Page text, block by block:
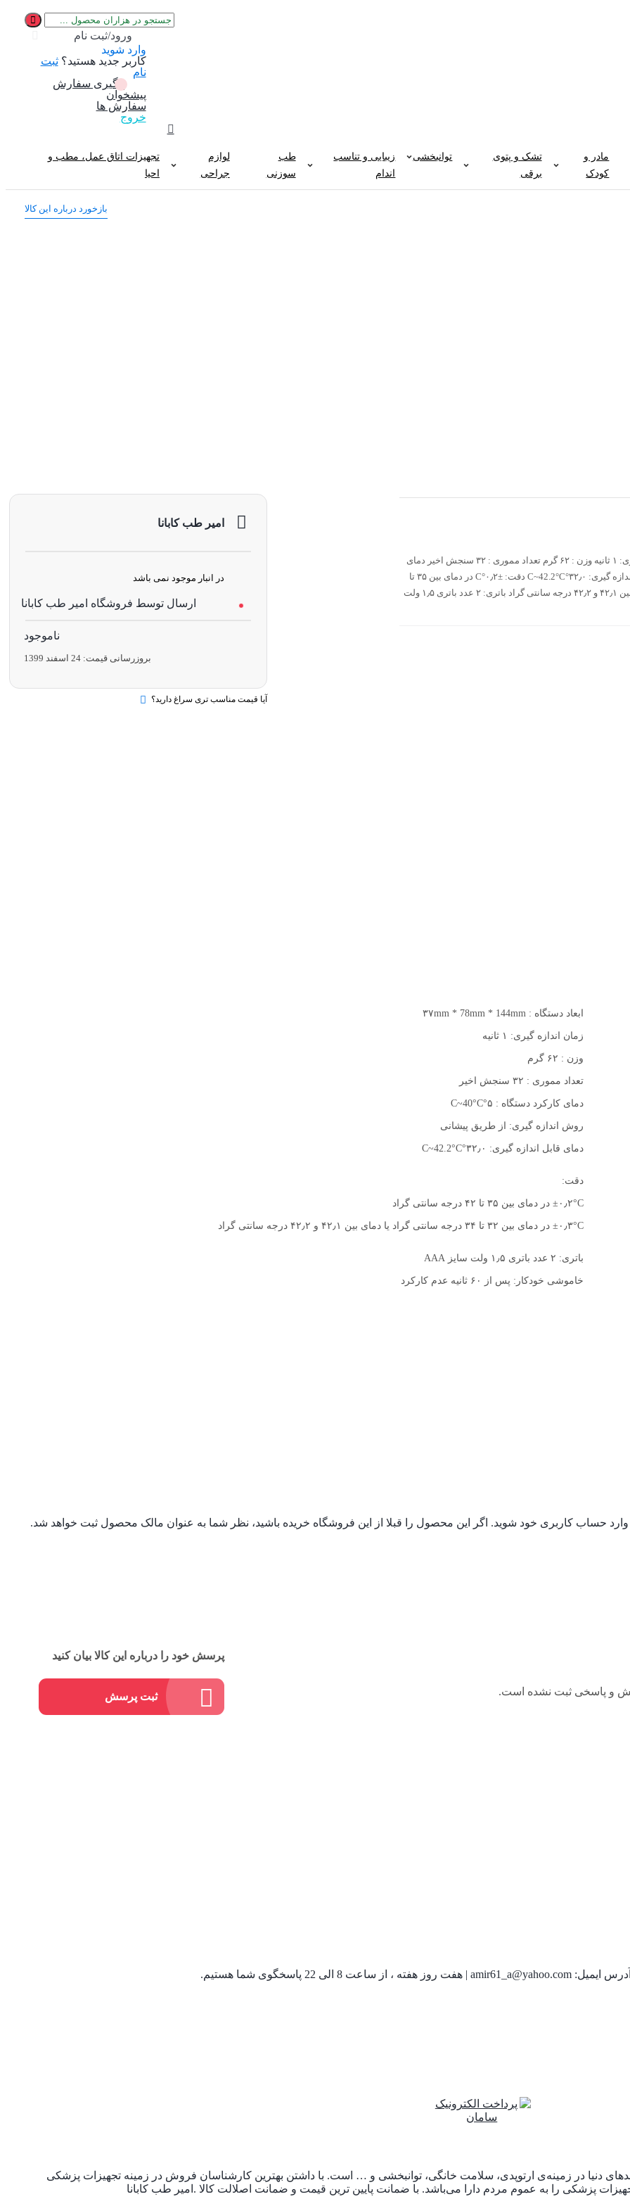
ورود/ثبت نام
وارد شوید
کاربر جدید هستید؟ثبت
نام
پیشخوان
سفارش ها
پیگیری سفارش
خروج
مادر و
کودک
تشک و پتوی
برقی
توانبخشی
زیبایی و تناسب
اندام
طب
سوزنی
لوازم
جراحی
تجهیزات اتاق عمل، مطب و
احیا
بازخورد درباره این کالا
: ابعاد دستگاه : ۳۷mm * 78mm * 144mm زمان اندازه گیری: ۱ ثانیه وزن : ۶۲ گرم تعداد مموری : ۳۲ سنجش اخیر دمای
کارکرد دستگاه : ۵°C~40°C روش اندازه گیری: از طریق پیشانی دمای قابل اندازه گیری: ۳۲٫۰°C~42.2°C دقت: ±۰٫۲°C در دمای بین ۳۵ تا
۴۲ درجه سانتی گراد ±۰٫۳°C در دمای بین ۳۲ تا ۳۴ درجه سانتی گراد یا دمای بین ۴۲٫۱ و ۴۲٫۲ درجه سانتی گراد باتری: ۲ عدد باتری ۱٫۵ ولت
امیر طب کابانا
در انبار موجود نمی باشد
ارسال توسط فروشگاه امیر طب کابانا
ناموجود
بروزرسانی قیمت:24 اسفند 1399
آیا قیمت مناسب تری سراغ دارید؟
ابعاد دستگاه : ۳۷mm * 78mm * 144mm
زمان اندازه گیری: ۱ ثانیه
وزن : ۶۲ گرم
تعداد مموری : ۳۲ سنجش اخیر
دمای کارکرد دستگاه : ۵°C~40°C
روش اندازه گیری: از طریق پیشانی
دمای قابل اندازه گیری: ۳۲٫۰°C~42.2°C
دقت:
±۰٫۲°C در دمای بین ۳۵ تا ۴۲ درجه سانتی گراد
±۰٫۳°C در دمای بین ۳۲ تا ۳۴ درجه سانتی گراد یا دمای بین ۴۲٫۱ و ۴۲٫۲ درجه سانتی گراد
باتری: ۲ عدد باتری ۱٫۵ ولت سایز AAA
خاموشی خودکار: پس از ۶۰ ثانیه عدم کارکرد
وارد حساب کاربری خود شوید. اگر این محصول را قبلا از این فروشگاه خریده باشید، نظر شما به عنوان مالک محصول ثبت خواهد شد.
و پاسخی ثبت نشده است.
پرسش خود را درباره این کالا بیان کنید
ثبت پرسش
آدرس ایمیل: amir61_a@yahoo.com
| هفت روز هفته ، از ساعت 8 الی 22 پاسخگوی شما هستیم.
برندهای دنیا در زمینه‌ی ارتوپدی، سلامت خانگی، توانبخشی و … است. با داشتن بهترین کارشناسان فروش در زمینه تجهیزات پزشکی
پزشکی را به عموم مردم دارا می‌‌‌‌باشد. با ضمانت پایین ترین قیمت و ضمانت اصلالت کالا .امیر طب کابانا